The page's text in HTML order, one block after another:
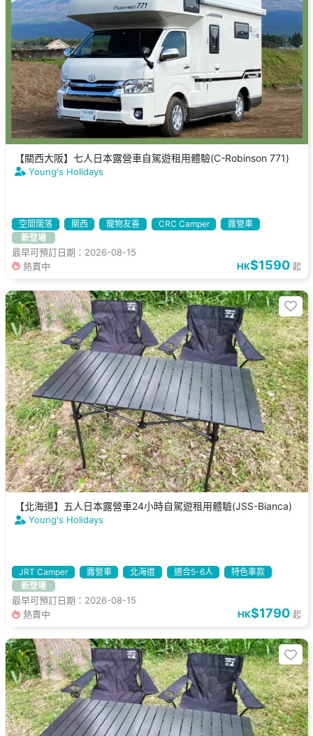
【關西大阪】七人日本露營車自駕遊租用體驗(C-Robinson 771)
Young's Holidays
空間闊落 關西 寵物友善 CRC Camper
露營車
新登場
最早可預訂日期：2026-08-15
熱賣中
HK$1590 起
【北海道】五人日本露營車24小時自駕遊租用體驗(JSS-Bianca)
Young's Holidays
JRT Camper 露營車 北海道 適合5-6人
特色車款
新登場
最早可預訂日期：2026-08-15
熱賣中
HK$1790 起